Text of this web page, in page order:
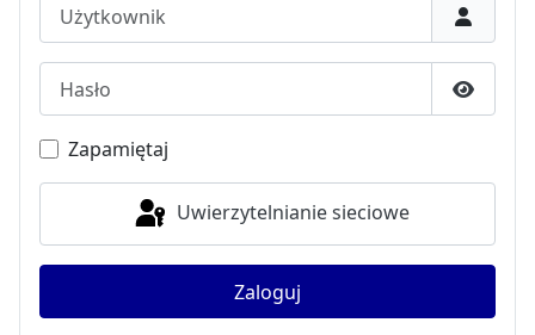
Pokaż
Zapamiętaj
Uwierzytelnianie sieciowe
Zaloguj